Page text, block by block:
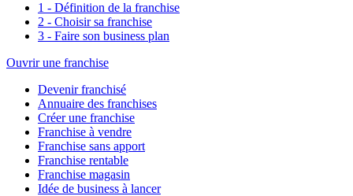
1 - Définition de la franchise
2 - Choisir sa franchise
3 - Faire son business plan
Ouvrir une franchise
Devenir franchisé
Annuaire des franchises
Créer une franchise
Franchise à vendre
Franchise sans apport
Franchise rentable
Franchise magasin
Idée de business à lancer